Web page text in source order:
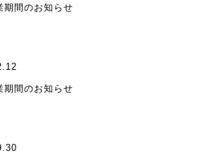
期間のお知らせ
期間のお知らせ